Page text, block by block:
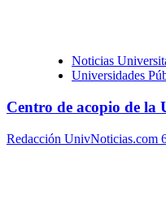
Noticias
Universidades
Centro de acopio de la
Redacción UnivNoticias.com